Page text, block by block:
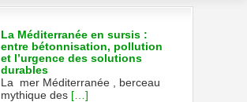
La Méditerranée en sursis :
entre bétonnisation, pollution
et l’urgence des solutions
durables
La mer Méditerranée , berceau
mythique des […]